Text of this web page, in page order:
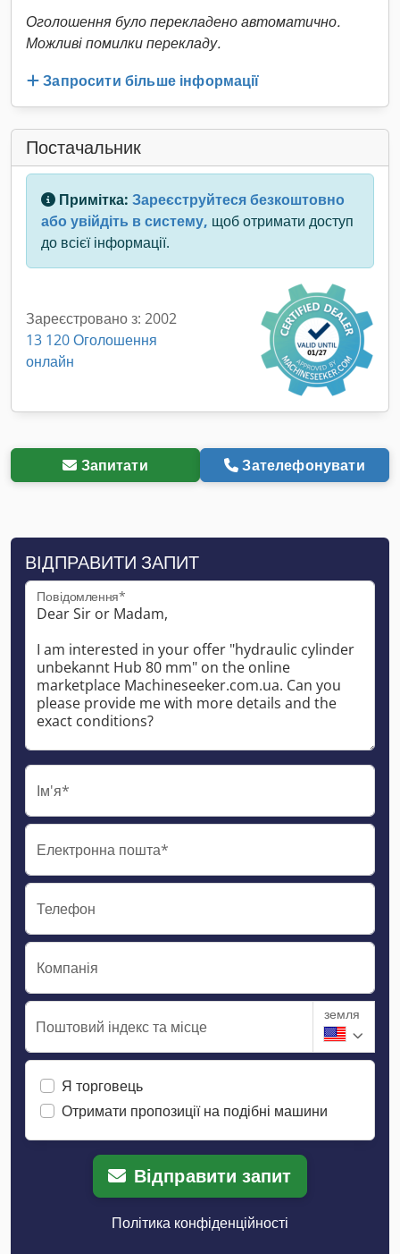
Оголошення було перекладено автоматично.
Можливі помилки перекладу.
Запросити більше інформації
Постачальник
Примітка: Зареєструйтеся безкоштовно
або увійдіть в систему, щоб отримати доступ
до всієї інформації.
Зареєстровано з: 2002
13 120 Оголошення
онлайн
Запитати Зателефонувати
ВІДПРАВИТИ ЗАПИТ
Повідомлення*
Ім'я*
Електронна пошта*
Телефон
Компанія
Поштовий індекс та місце
земля
Я торговець
Отримати пропозиції на подібні машини
Відправити запит
Політика конфіденційності